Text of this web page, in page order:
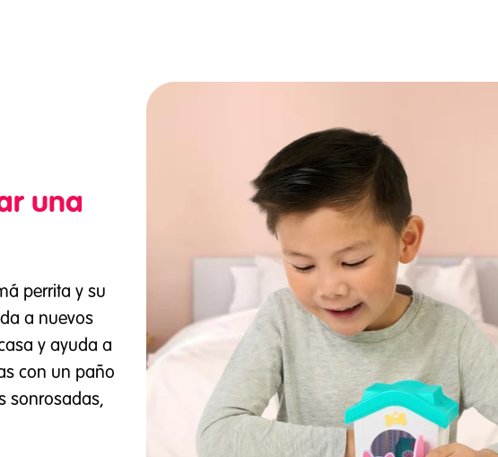
una
perrita y su
a nuevos
y ayuda a
con un paño
sonrosadas,